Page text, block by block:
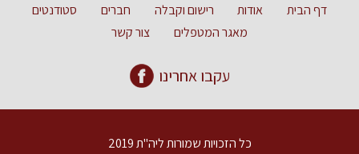
דף הבית אודות רישום וקבלה חברים
סטודנטים
מאגר המטפלים
צור קשר
עקבו אחרינו
כל הזכויות שמורות ליה"ת 2019